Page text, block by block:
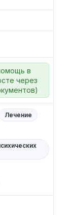
в
через
Лечение